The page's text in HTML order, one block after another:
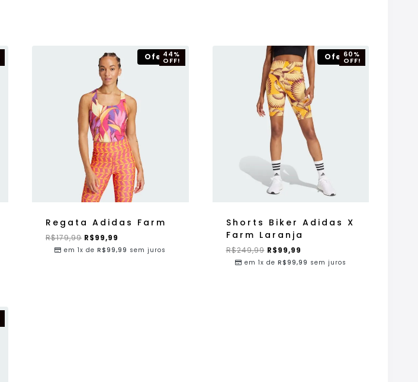
Oferta!
44%
OFF!
Regata Adidas Farm
R$179,99 R$99,99
em 1x deR$99,99 sem juros
Oferta!
60%
OFF!
Shorts Biker Adidas X
Farm Laranja
R$249,99 R$99,99
em 1x de R$99,99 sem juros